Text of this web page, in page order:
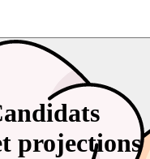
projections